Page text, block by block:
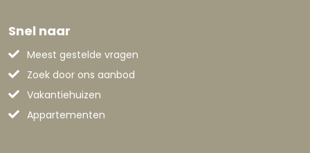
Snel naar
Meest gestelde vragen
Zoek door ons aanbod
Vakantiehuizen
Appartementen